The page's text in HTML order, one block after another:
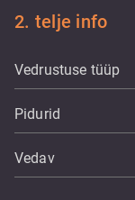
2. telje info
Vedrustuse tüüp
Pidurid
Vedav